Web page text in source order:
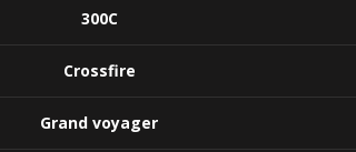
300C
Crossfire
Grand voyager